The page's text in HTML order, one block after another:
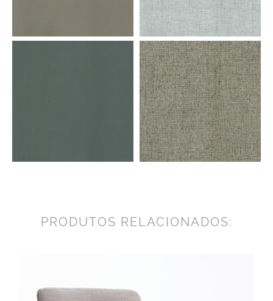
PRODUTOS RELACIONADOS: